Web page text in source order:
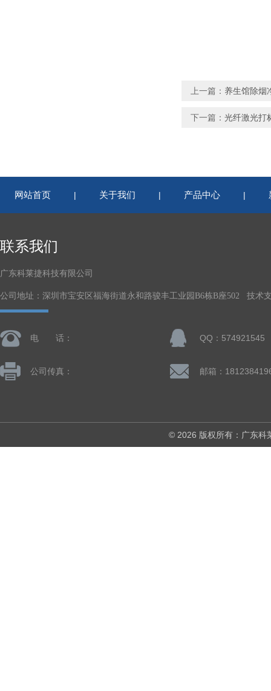
上一篇： 养生馆除烟
下一篇： 光纤激光打
网站首页 | 关于我们 | 产品中心 |
联系我们
广东科莱捷科技有限公司
公司地址：深圳市宝安区福海街道永和路骏丰工业园B6栋B座502 技术
电 话： QQ：574921545
公司传真：
© 2026 版权所有：广东